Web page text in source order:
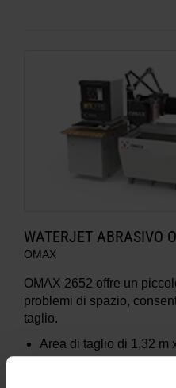
WATERJET ABRASIVO
OMAX
OMAX 2652 offre un
problemi di spazio,
taglio.
Area di taglio di 1,32 m